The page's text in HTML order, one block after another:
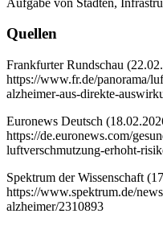
Quellen
Frankfurter Rundschau
https://www.fr.de/panorama/
alzheimer-aus-direkte-
Euronews Deutsch
https://de.euronews.com/
luftverschmutzung-erhoht-
Spektrum der Wissenschaft
https://www.spektrum.de/
alzheimer/2310893